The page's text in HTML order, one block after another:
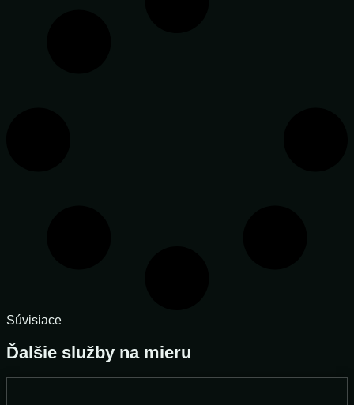
Súvisiace
Ďalšie služby na mieru